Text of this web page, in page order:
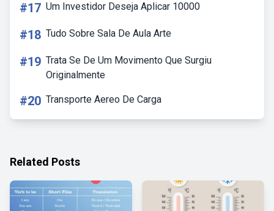
#17 Um Investidor Deseja Aplicar 10000
#18 Tudo Sobre Sala De Aula Arte
#19 Trata Se De Um Movimento Que Surgiu
Originalmente
#20 Transporte Aereo De Carga
Related Posts